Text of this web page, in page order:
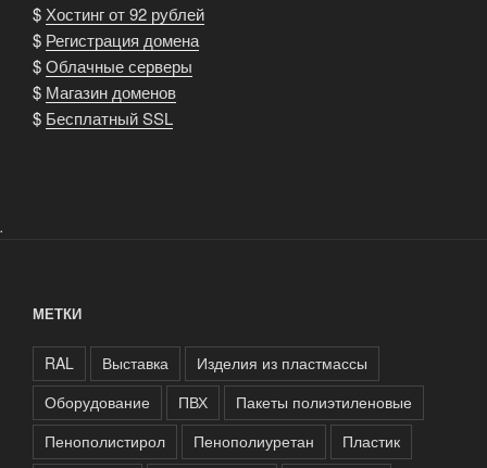
$ Хостинг от 92 рублей
$ Регистрация домена
$Облачные серверы
$ Магазин доменов
$ Бесплатный SSL
.
МЕТКИ
RAL Выставка
Изделия из пластмассы
Оборудование
ПВХ
Пакеты полиэтиленовые
Пенополистирол
Пенополиуретан
Пластик